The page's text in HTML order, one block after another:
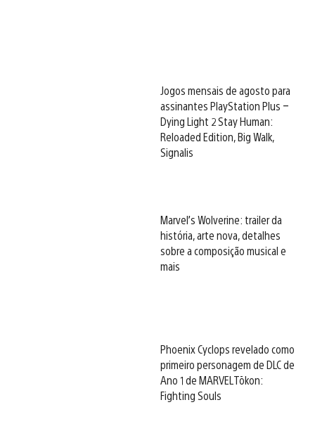
Jogos mensais de agosto para
assinantes PlayStation Plus –
Dying Light 2 Stay Human:
Reloaded Edition, Big Walk,
Signalis
Marvel’s Wolverine: trailer da
história, arte nova, detalhes
sobre a composição musical e
mais
Phoenix Cyclops revelado como
primeiro personagem de DLC de
Ano 1 de MARVEL Tōkon:
Fighting Souls